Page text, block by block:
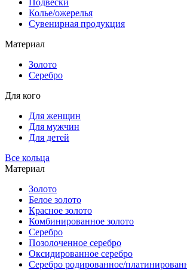
Подвески
Колье/ожерелья
Сувенирная продукция
Материал
Золото
Серебро
Для кого
Для женщин
Для мужчин
Для детей
Все кольца
Материал
Золото
Белое золото
Красное золото
Комбинированное золото
Серебро
Позолоченное серебро
Оксидированное серебро
Серебро родированное/